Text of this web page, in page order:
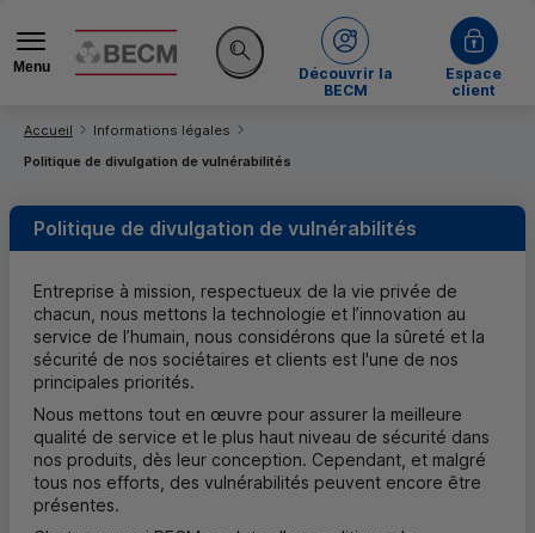
Menu
Rechercher sur le site
Découvrir la
BECM
de la BECM
Espace
client
Vous êtes ici:
Accueil
Informations légales
Politique de divulgation de vulnérabilités
Politique de divulgation de vulnérabilités
Entreprise à mission, respectueux de la vie privée de
chacun, nous mettons la technologie et l’innovation au
service de l’humain, nous considérons que la sûreté et la
sécurité de nos sociétaires et clients est l'une de nos
principales priorités.
Nous mettons tout en œuvre pour assurer la meilleure
qualité de service et le plus haut niveau de sécurité dans
nos produits, dès leur conception. Cependant, et malgré
tous nos efforts, des vulnérabilités peuvent encore être
présentes.